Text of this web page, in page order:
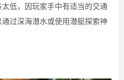
低，因玩家手中有适当的交通
过深海潜水或使用潜艇探索神